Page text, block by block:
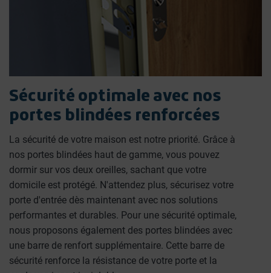
Sécurité optimale avec nos
portes blindées renforcées
La sécurité de votre maison est notre priorité. Grâce à
nos portes blindées haut de gamme, vous pouvez
dormir sur vos deux oreilles, sachant que votre
domicile est protégé. N'attendez plus, sécurisez votre
porte d'entrée dès maintenant avec nos solutions
performantes et durables. Pour une sécurité optimale,
nous proposons également des portes blindées avec
une barre de renfort supplémentaire. Cette barre de
sécurité renforce la résistance de votre porte et la